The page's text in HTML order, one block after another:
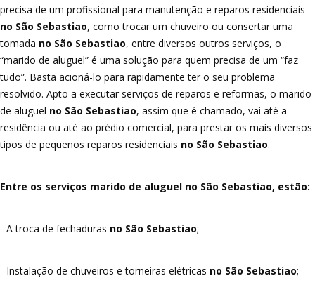
precisa de um profissional para manutenção e reparos residenciais
no São Sebastiao, como trocar um chuveiro ou consertar uma
tomada no São Sebastiao, entre diversos outros serviços, o
“marido de aluguel” é uma solução para quem precisa de um “faz
tudo”. Basta acioná-lo para rapidamente ter o seu problema
resolvido. Apto a executar serviços de reparos e reformas, o marido
de aluguel no São Sebastiao, assim que é chamado, vai até a
residência ou até ao prédio comercial, para prestar os mais diversos
tipos de pequenos reparos residenciais no São Sebastiao.
Entre os serviços marido de aluguel no São Sebastiao, estão:
- A troca de fechaduras no São Sebastiao;
- Instalação de chuveiros e torneiras elétricas no São Sebastiao;